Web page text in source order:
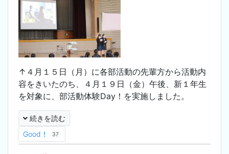
↑４月１５日（月）に各部活動の先輩方から活動内
容をきいたのち、４月１９日（金）午後、新１年生
を対象に、部活動体験Day！を実施しました。
続きを読む
Good！
37